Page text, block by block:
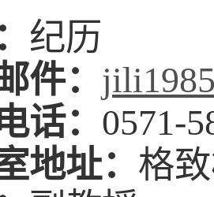
纪历
件：
话： 0571-
地址： 格